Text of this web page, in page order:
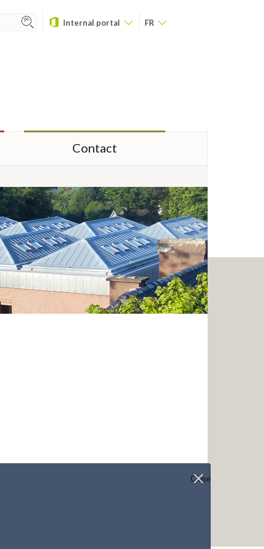
Internal portal FR
Contact
Close